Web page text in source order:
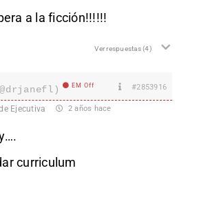
a la ficción!!!!!!
Ver respuestas(4)
EM Off #2853916
Ejecutiva 2 años hace
curriculum